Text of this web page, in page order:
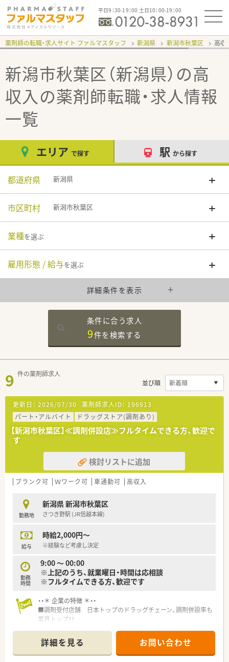
平日9：30-19：00 土日10：00-19：00
薬剤師の転職・求人サイト ファルマスタッフ 新潟県 新潟市秋葉区 高
新潟市秋葉区（新潟県）の高
収入の薬剤師転職・求人情報
一覧
エリア で探す 駅 から探す
都道府県 新潟県
市区町村 新潟市秋葉区
業種を選ぶ
雇用形態 / 給与を選ぶ
詳細条件を表示
条件に合う求人
9件を検索する
9 件の薬剤師求人
並び順
更新日： 2026/07/30 薬剤師求人ID： 196913
パート・アルバイト
ドラッグストア(調剤あり)
【新潟市秋葉区】≪調剤併設店≫フルタイムできる方、歓迎で
す
検討リストに追加
ブランク可 Ｗワーク可 車通勤可 高収入
勤務地
新潟県 新潟市秋葉区
さつき野駅 (JR信越本線)
給与
時給2,000円～
※経験など考慮し決定
勤務
時間
9:00 ～ 00:00
※上記のうち、就業曜日・時間は応相談
※フルタイムできる方、歓迎です
・・＊ 企業の特徴 ＊・・
■調剤受付店舗 日本トップのドラッグチェーン、調剤併設率も
業界トップ！！
ルスケアの担い手として、かかりつけ薬局、健康サポート薬局な
ど、地域医療への貢献に挑戦し続けます。
近い将来、全店舗調剤併設化にできるよう積極的に推進してい
詳細を見る お問い合わせ